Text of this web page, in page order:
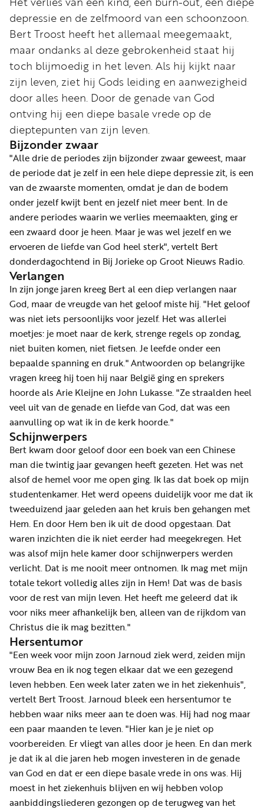
depressie en de zelfmoord van een schoonzoon.
Bert Troost heeft het allemaal meegemaakt,
maar ondanks al deze gebrokenheid staat hij
toch blijmoedig in het leven. Als hij kijkt naar
zijn leven, ziet hij Gods leiding en aanwezigheid
door alles heen. Door de genade van God
ontving hij een diepe basale vrede op de
dieptepunten van zijn leven.
Bijzonder zwaar
"Alle drie de periodes zijn bijzonder zwaar geweest, maar
de periode dat je zelf in een hele diepe depressie zit, is een
van de zwaarste momenten, omdat je dan de bodem
onder jezelf kwijt bent en jezelf niet meer bent. In de
andere periodes waarin we verlies meemaakten, ging er
een zwaard door je heen. Maar je was wel jezelf en we
ervoeren de liefde van God heel sterk", vertelt Bert
donderdagochtend in Bij Jorieke op Groot Nieuws Radio.
Verlangen
In zijn jonge jaren kreeg Bert al een diep verlangen naar
God, maar de vreugde van het geloof miste hij. "Het geloof
was niet iets persoonlijks voor jezelf. Het was allerlei
moetjes: je moet naar de kerk, strenge regels op zondag,
niet buiten komen, niet fietsen. Je leefde onder een
bepaalde spanning en druk." Antwoorden op belangrijke
vragen kreeg hij toen hij naar België ging en sprekers
hoorde als Arie Kleijne en John Lukasse. "Ze straalden heel
veel uit van de genade en liefde van God, dat was een
aanvulling op wat ik in de kerk hoorde."
Schijnwerpers
Bert kwam door geloof door een boek van een Chinese
man die twintig jaar gevangen heeft gezeten. Het was net
alsof de hemel voor me open ging. Ik las dat boek op mijn
studentenkamer. Het werd opeens duidelijk voor me dat ik
tweeduizend jaar geleden aan het kruis ben gehangen met
Hem. En door Hem ben ik uit de dood opgestaan. Dat
waren inzichten die ik niet eerder had meegekregen. Het
was alsof mijn hele kamer door schijnwerpers werden
verlicht. Dat is me nooit meer ontnomen. Ik mag met mijn
totale tekort volledig alles zijn in Hem! Dat was de basis
voor de rest van mijn leven. Het heeft me geleerd dat ik
voor niks meer afhankelijk ben, alleen van de rijkdom van
Christus die ik mag bezitten."
Hersentumor
"Een week voor mijn zoon Jarnoud ziek werd, zeiden mijn
vrouw Bea en ik nog tegen elkaar dat we een gezegend
leven hebben. Een week later zaten we in het ziekenhuis",
vertelt Bert Troost. Jarnoud bleek een hersentumor te
hebben waar niks meer aan te doen was. Hij had nog maar
een paar maanden te leven. "Hier kan je je niet op
voorbereiden. Er vliegt van alles door je heen. En dan merk
je dat ik al die jaren heb mogen investeren in de genade
van God en dat er een diepe basale vrede in ons was. Hij
moest in het ziekenhuis blijven en wij hebben volop
aanbiddingsliederen gezongen op de terugweg van het
nu
vriend
Businessclub
Adverteren
Winkel
Privacy
reglement
Algemene
voorwaarden